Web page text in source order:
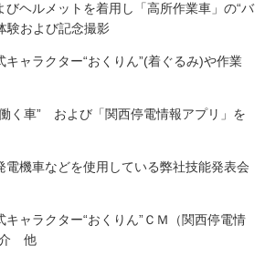
ヘルメットを着用し「高所作業車」の“バ
験および記念撮影
ャラクター“おくりん”(着ぐるみ)や作業
く車” および「関西停電情報アプリ」を
機車などを使用している弊社技能発表会
ャラクター“おくりん”ＣＭ（関西停電情
介 他